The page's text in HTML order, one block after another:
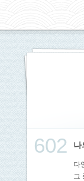
602 나
다
그